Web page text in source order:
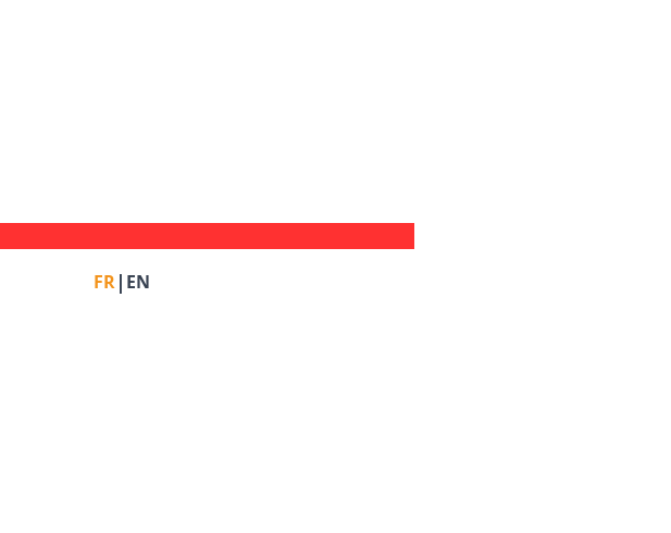
Facebook
Instagram
Linkedin
FR| EN